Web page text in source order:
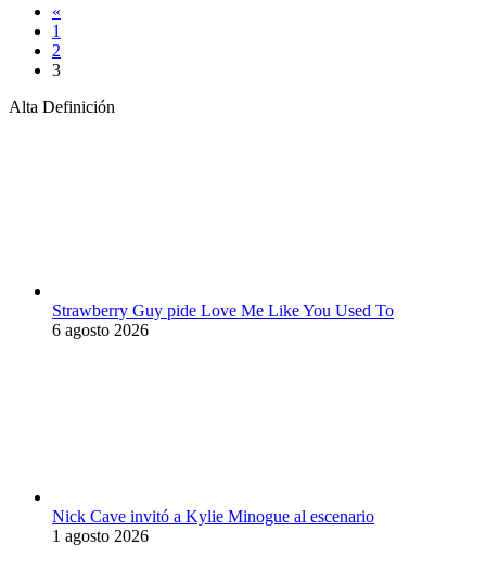
«
1
2
3
Alta Definición
Strawberry Guy pide Love Me Like You Used To
6 agosto 2026
Nick Cave invitó a Kylie Minogue al escenario
1 agosto 2026